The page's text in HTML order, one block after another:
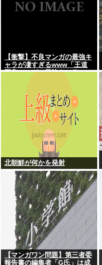
【衝撃】不良マンガの最強キ
ャラが凄すぎるwww「王道
不良マンガの最強キャラTier
北朝鮮が何かを発射
【マンガワン問題】第三者委
報告書の編集者「G氏」は成